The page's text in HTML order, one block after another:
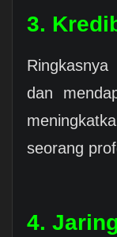
3.
dan
seorang
4.